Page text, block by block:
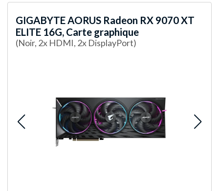
GIGABYTEAORUS Radeon RX 9070 XT
ELITE 16G, Carte graphique
(Noir, 2x HDMI, 2x DisplayPort)